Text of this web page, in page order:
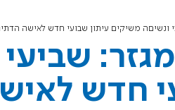
ונשיםה משיקים עיתון שבועי חדש לאישה
חדש